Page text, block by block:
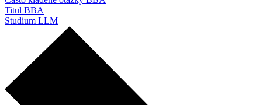
Titul BBA
Studium LLM